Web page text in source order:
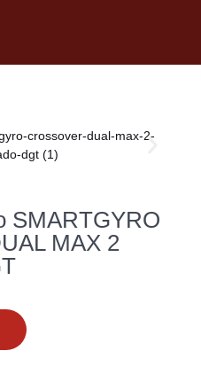
SMARTGYRO
MAX 2